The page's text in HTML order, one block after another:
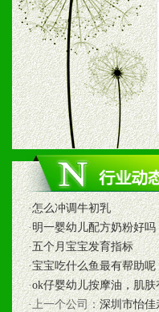
2、售后
以及时受
3、我们
时收编销
七、招商
1、认同
2、具备
3、具备
·怎么冲调牛初乳
·明一婴幼儿配方奶粉好吗
·五个月宝宝发育指标
·宝宝吃什么鱼最有帮助呢
·ok仔婴幼儿按摩油，肌
·上一个公司：深圳市怡佳